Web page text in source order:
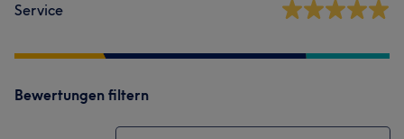
Service
Bewertungen filtern